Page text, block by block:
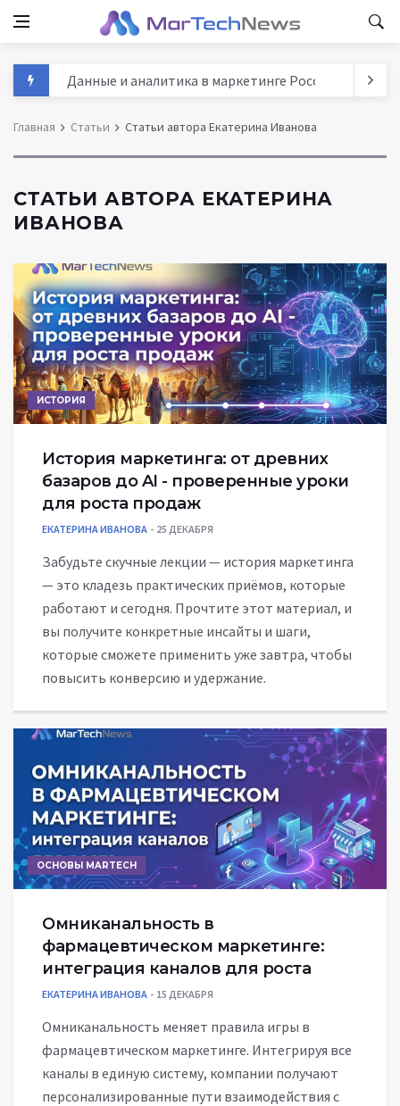
Данные и аналитика в маркетинге России 2025:
Главная Статьи Статьи автора Екатерина Иванова
СТАТЬИ АВТОРА ЕКАТЕРИНА
ИВАНОВА
ИСТОРИЯ
История маркетинга: от древних
базаров до AI - проверенные уроки
для роста продаж
ЕКАТЕРИНА ИВАНОВА 25 ДЕКАБРЯ
Забудьте скучные лекции — история маркетинга
— это кладезь практических приёмов, которые
работают и сегодня. Прочтите этот материал, и
вы получите конкретные инсайты и шаги,
которые сможете применить уже завтра, чтобы
повысить конверсию и удержание.
ОСНОВЫ MARTECH
Омниканальность в
фармацевтическом маркетинге:
интеграция каналов для роста
ЕКАТЕРИНА ИВАНОВА 15 ДЕКАБРЯ
Омниканальность меняет правила игры в
фармацевтическом маркетинге. Интегрируя все
каналы в единую систему, компании получают
персонализированные пути взаимодействия с